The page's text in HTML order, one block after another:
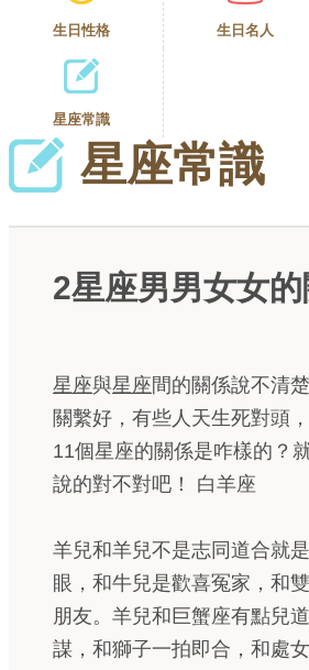
生日性格 生日名人
星座常識
星座常識
2星座男男女女
星座與星座間的關係說不清
關繫好，有些人天生死對頭
11個星座的關係是咋樣的？
說的對不對吧！ 白羊座
羊兒和羊兒不是志同道合就
眼，和牛兒是歡喜冤家，和
朋友。羊兒和巨蟹座有點兒
謀，和獅子一拍即合，和處